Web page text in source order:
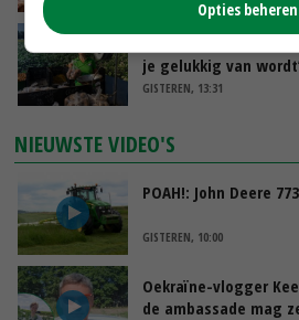
‘Cijfer jezelf niet
je gelukkig van
GISTEREN, 13:31
NIEUWSTE VIDEO'S
POAH!: John Deere
GISTEREN, 10:00
Oekraïne-vlogger
de ambassade mag
Opties beheren